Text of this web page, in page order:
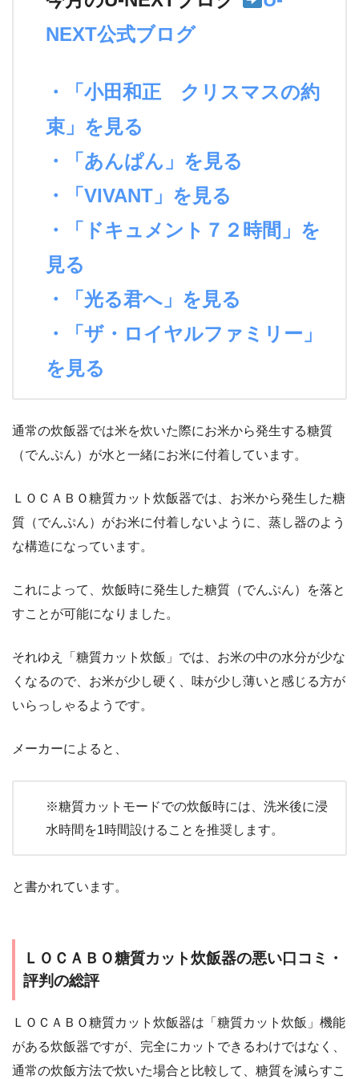
NEXT公式ブログ
・「小田和正 クリスマスの約
束」を見る
・「あんぱん」を見る
・「VIVANT」を見る
・「ドキュメント７２時間」を
見る
・「光る君へ」を見る
・「ザ・ロイヤルファミリー」
を見る
通常の炊飯器では米を炊いた際にお米から発生する糖質
（でんぷん）が水と一緒にお米に付着しています。
ＬＯＣＡＢＯ糖質カット炊飯器では、お米から発生した糖
質（でんぷん）がお米に付着しないように、蒸し器のよう
な構造になっています。
これによって、炊飯時に発生した糖質（でんぷん）を落と
すことが可能になりました。
それゆえ「糖質カット炊飯」では、お米の中の水分が少な
くなるので、お米が少し硬く、味が少し薄いと感じる方が
いらっしゃるようです。
メーカーによると、
※糖質カットモードでの炊飯時には、洗米後に浸
水時間を1時間設けることを推奨します。
と書かれています。
ＬＯＣＡＢＯ糖質カット炊飯器の悪い口コミ・
評判の総評
ＬＯＣＡＢＯ糖質カット炊飯器は「糖質カット炊飯」機能
がある炊飯器ですが、完全にカットできるわけではなく、
通常の炊飯方法で炊いた場合と比較して、糖質を減らすこ